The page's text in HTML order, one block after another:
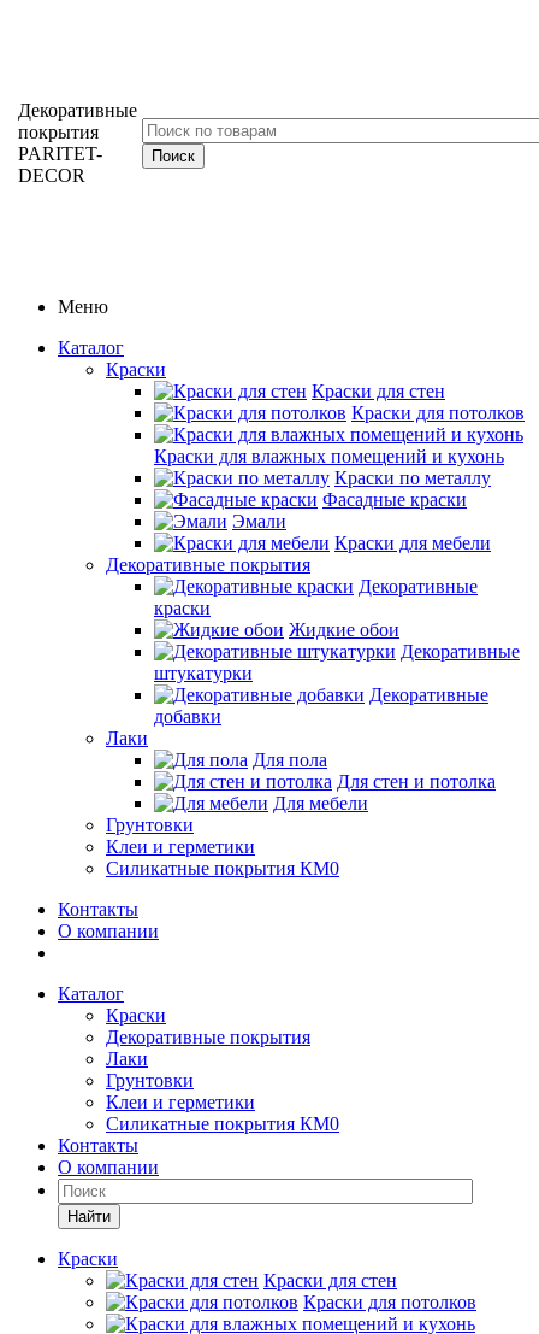
Декоративные
покрытия
PARITET-
DECOR
Меню
Каталог
Краски
Краски для стен
Краски для потолков
Краски для влажных помещений и кухонь
Краски по металлу
Фасадные краски
Эмали
Краски для мебели
Декоративные покрытия
Декоративные
краски
Жидкие обои
Декоративные
штукатурки
Декоративные
добавки
Лаки
Для пола
Для стен и потолка
Для мебели
Грунтовки
Клеи и герметики
Силикатные покрытия КМ0
Контакты
О компании
Каталог
Краски
Декоративные покрытия
Лаки
Грунтовки
Клеи и герметики
Силикатные покрытия КМ0
Контакты
О компании
Найти
Краски
Краски для стен
Краски для потолков